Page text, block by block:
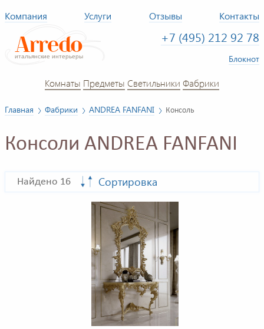
Компания Услуги Отзывы Контакты
+7 (495) 212 92 78
Блокнот
Комнаты Предметы Светильники Фабрики
Главная Фабрики ANDREA FANFANI Консоль
Консоли ANDREA FANFANI
Найдено 16 Сортировка